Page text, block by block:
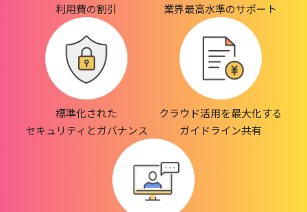
利用費の割引
業界最高水準のサポート
標準化された
セキュリティとガバナンス
クラウド活用を最大化する
ガイドライン共有